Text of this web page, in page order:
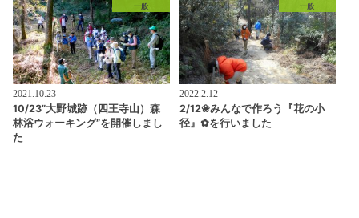
一般
2021.10.23
10/23”大野城跡（四王寺山）森
林浴ウォーキング”を開催しまし
た
一般
2022.2.12
2/12❀みんなで作ろう『花の小
径』✿を行いました